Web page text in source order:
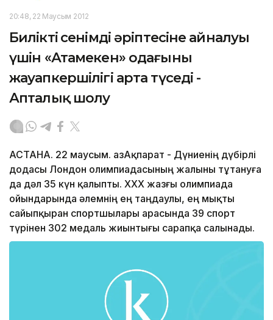
20:48, 22 Маусым 2012
Биліктің сенімді әріптесіне айналуы
үшін «Атамекен» одағының
жауапкершілігі арта түседі -
Апталық шолу
АСТАНА. 22 маусым. ҚазАқпарат - Дүниенің дүбірлі
додасы Лондон олимпиадасының жалыны тұтануға
да дәл 35 күн қалыпты. ХХХ жазғы олимпиада
ойындарында әлемнің ең таңдаулы, ең мықты
сайыпқыран спортшылары арасында 39 спорт
түрінен 302 медаль жиынтығы сарапқа салынады.